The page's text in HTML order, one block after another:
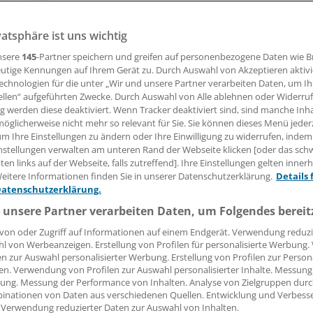
so zu bewegen wie das eigene Fleisch und Blut –
sind dem einen wichtigen Schritt näher
05:01 Uhr
ist uns wichtig
145-Partner speichern und greifen auf personenbezogene Daten wie
Kennungen auf Ihrem Gerät zu. Durch Auswahl von Akzeptieren
für die unter „Wir und unsere Partner verarbeiten Daten, um
aufgeführten Zwecke. Durch Auswahl von Alle ablehnen oder
werden diese deaktiviert. Wenn Tracker deaktiviert sind, sind manche
nicht mehr so relevant für Sie. Sie können dieses Menü
Ihre Einstellungen zu ändern oder Ihre Einwilligung zu widerrufen, indem
verwalten am unteren Rand der Webseite klicken [oder das
links auf der Webseite, falls zutreffend]. Ihre Einstellungen gelten
Informationen finden Sie in unserer Datenschutzerklärung. Details
Partner verarbeiten Daten, um Folgendes
oder Zugriff auf Informationen auf einem Endgerät. Verwendung
von Werbeanzeigen. Erstellung von Profilen für personalisierte
zur Auswahl personalisierter Werbung. Erstellung von Profilen zur
Verwendung von Profilen zur Auswahl personalisierter Inhalte.
Messung der Performance von Inhalten. Analyse von Zielgruppen
von Daten aus verschiedenen Quellen. Entwicklung und
reduzierter Daten zur Auswahl von Inhalten.